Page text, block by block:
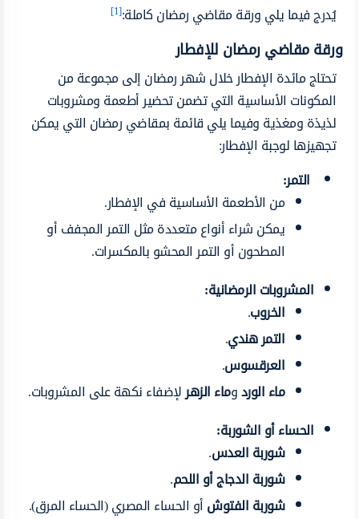
يُدرج فيما يلي ورقة مقاضي رمضان كاملة:[1]
ورقة مقاضي رمضان للإفطار
تحتاج مائدة الإفطار خلال شهر رمضان إلى مجموعة من
المكونات الأساسية التي تضمن تحضير أطعمة ومشروبات
لذيذة ومغذية وفيما يلي قائمة بمقاضي رمضان التي يمكن
تجهيزها لوجبة الإفطار:
التمر:
من الأطعمة الأساسية في الإفطار.
يمكن شراء أنواع متعددة مثل التمر المجفف أو
المطحون أو التمر المحشو بالمكسرات.
المشروبات الرمضانية:
الخروب.
التمر هندي.
العرقسوس.
ماء الوردوماء الزهرلإضفاء نكهة على المشروبات.
الحساء أو الشوربة:
شوربة العدس.
شوربة الدجاج أو اللحم.
شوربة الفتوشأو الحساء المصري (الحساء المرق).